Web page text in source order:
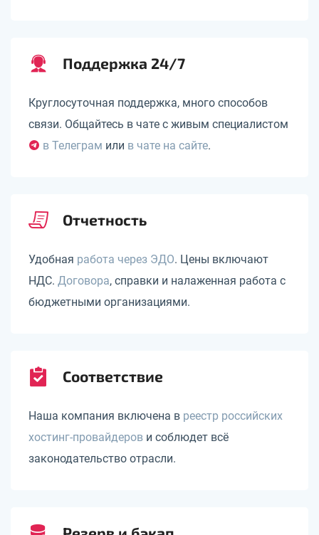
Поддержка 24/7
Круглосуточная поддержка, много способов
связи. Общайтесь в чате с живым специалистом
в Телеграм или в чате на сайте.
Отчетность
Удобная работа через ЭДО. Цены включают
НДС. Договора, справки и налаженная работа с
бюджетными организациями.
Соответствие
Наша компания включена в реестр российских
хостинг-провайдеров и соблюдет всё
законодательство отрасли.